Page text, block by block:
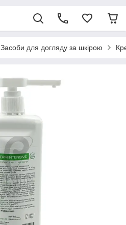
Засоби для догляду за шкірою